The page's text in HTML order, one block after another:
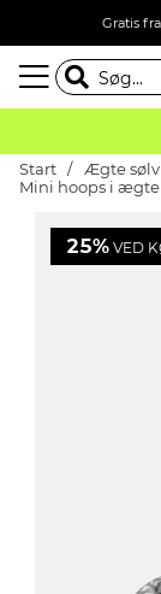
Gratis
Start Ægte sølv
Mini hoops i
25% VED